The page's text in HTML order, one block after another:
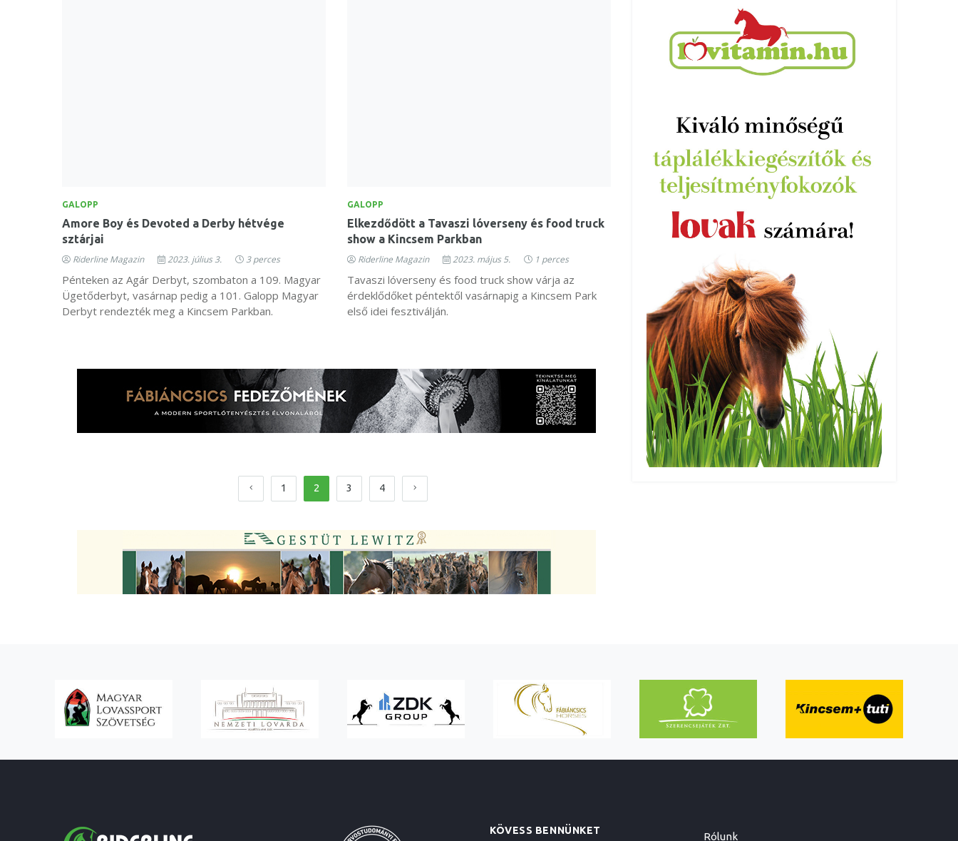
GALOPP
Amore Boy és Devoted a Derby hétvége
sztárjai
Riderline Magazin 2023. július 3. 3 perces
Pénteken az Agár Derbyt, szombaton a 109. Magyar
Ügetőderbyt, vasárnap pedig a 101. Galopp Magyar
Derbyt rendezték meg a Kincsem Parkban.
GALOPP
Elkezdődött a Tavaszi lóverseny és food truck
show a Kincsem Parkban
Riderline Magazin 2023. május 5. 1 perces
Tavaszi lóverseny és food truck show várja az
érdeklődőket péntektől vasárnapig a Kincsem Park
első idei fesztiválján.
1 2 3 4
KÖVESS BENNÜNKET Rólunk